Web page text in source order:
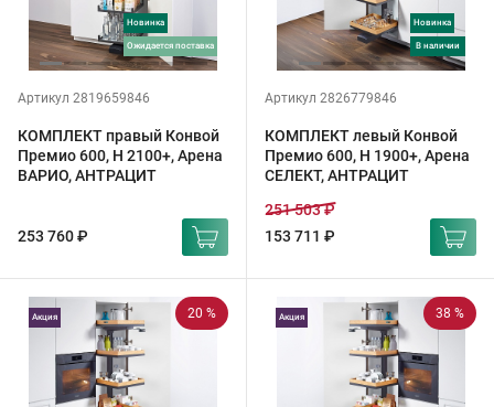
Новинка
ожидается поставка
Артикул 2819659846
КОМПЛЕКТ правый Конвой
Премио 600, H 2100+, Арена
ВАРИО, АНТРАЦИТ
253 760 ₽
Новинка
в наличии
Артикул 2826779846
КОМПЛЕКТ левый Конвой
Премио 600, H 1900+, Арена
СЕЛЕКТ, АНТРАЦИТ
153 711 ₽
251 503 ₽
20 %
Акция 38 %
Акция